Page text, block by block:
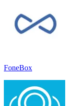
FoneBox